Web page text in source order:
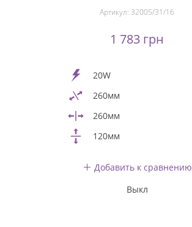
Артикул: 32005/31/16
1 783 грн
20W
260мм
260мм
120мм
Добавить к сравнению
Выкл